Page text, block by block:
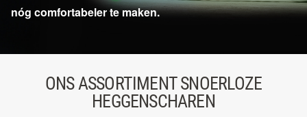
nóg comfortabeler te maken.
ONS ASSORTIMENT SNOERLOZE
HEGGENSCHAREN